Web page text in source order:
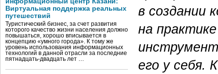
Виртуальная поддержка реальных
путешествий
Туристический бизнес, за счет развития
которого качество жизни населения должно
повышаться, хорошо вписывается в
концепцию «умного города». К тому же
уровень использования информационных
технологий в данной отрасли за последние
пятнадцать-двадцать лет …
в создании
на
его у себя.